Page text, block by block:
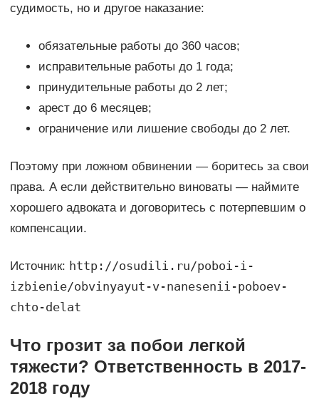
судимость, но и другое наказание:
обязательные работы до 360 часов;
исправительные работы до 1 года;
принудительные работы до 2 лет;
арест до 6 месяцев;
ограничение или лишение свободы до 2 лет.
Поэтому при ложном обвинении — боритесь за свои
права. А если действительно виноваты — наймите
хорошего адвоката и договоритесь с потерпевшим о
компенсации.
Источник: http://osudili.ru/poboi-i-
izbienie/obvinyayut-v-nanesenii-poboev-
chto-delat
Что грозит за побои легкой
тяжести? Ответственность в 2017-
2018 году